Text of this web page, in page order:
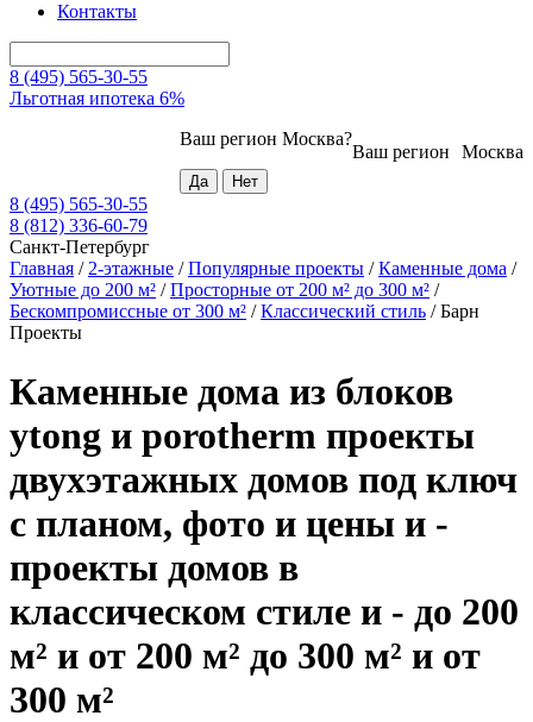
Контакты
8 (495) 565-30-55
Льготная ипотека 6%
Москва
Ваш регион
Ваш регион Москва?
8 (495) 565-30-55
8 (812) 336-60-79
Санкт-Петербург
Главная / 2-этажные /Популярные проекты /Каменные дома /
Уютные до 200 м² /Просторные от 200 м² до 300 м² /
Бескомпромиссные от 300 м² /Классический стиль /Барн
Проекты
Каменные дома из блоков
ytong и porotherm проекты
двухэтажных домов под ключ
с планом, фото и цены и -
проекты домов в
классическом стиле и - до 200
м² и от 200 м² до 300 м² и от
300 м²